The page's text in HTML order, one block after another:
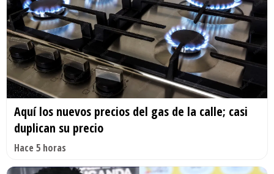
Aquí los nuevos precios del gas de la calle; casi
duplican su precio
Hace 5 horas